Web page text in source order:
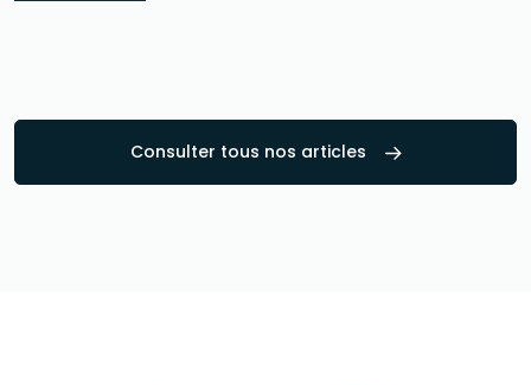
Consulter tous nos articles